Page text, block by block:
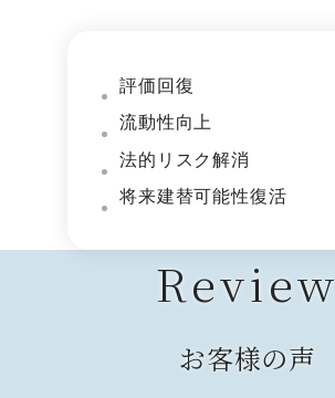
評価回復
流動性向上
法的リスク解消
将来建替可能性復活
Review
お客様の声